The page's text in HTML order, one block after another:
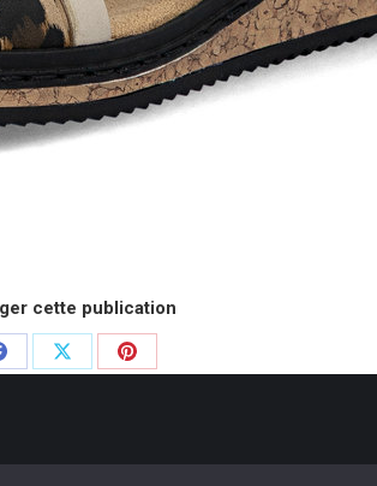
cette publication
PartagerPartager
— trulypremium WordPress themes